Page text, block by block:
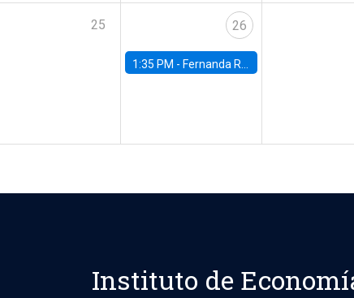
25 26
1:35 PM - Fernanda Rojas Ampuero, University of Wisconsin-Madison
Instituto de